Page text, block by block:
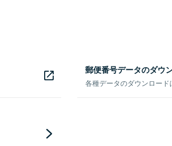
郵便番号データのダウ
各種データのダウンロード